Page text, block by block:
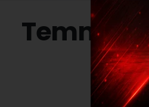
Temmuz